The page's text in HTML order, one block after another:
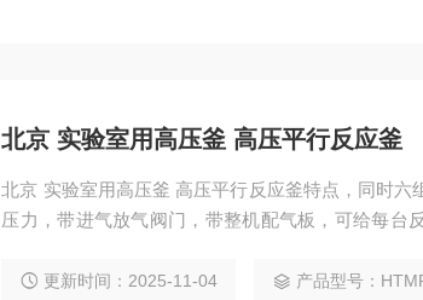
北京 实验室用高压釜 高压平行反应釜
北京 实验室用高压釜 高压平行反应釜特点，同时六
压力，带进气放气阀门，带整机配气板，可给每台
集等诸多控制功能。
更新时间：2025-11-04 产品型号：